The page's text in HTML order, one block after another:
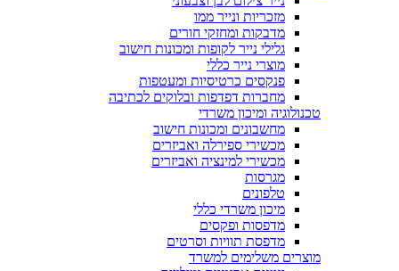
מזכריות ונייר ממו
מדבקות ומחזקי חורים
גלילי נייר לקופות ומכונות חישוב
מוצרי נייר כללי
פנקסים כרטיסיות ומעטפות
מחברות דפדפות ובלוקים לכתיבה
טכנולוגיה ומיכון משרדי
מחשבונים ומכונות חישוב
מכשירי ספירלה ואביזרים
מכשירי למינציה ואביזרים
מגרסות
טלפונים
מיכון משרדי כללי
מדפסות ופקסים
מדפסת תוויות וסרטים
מוצרים משלימים למשרד